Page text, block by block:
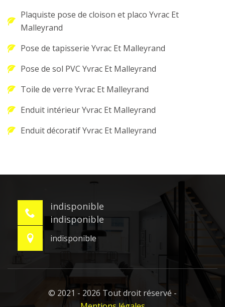
Plaquiste pose de cloison et placo Yvrac Et
Malleyrand
Pose de tapisserie Yvrac Et Malleyrand
Pose de sol PVC Yvrac Et Malleyrand
Toile de verre Yvrac Et Malleyrand
Enduit intérieur Yvrac Et Malleyrand
Enduit décoratif Yvrac Et Malleyrand
indisponible
indisponible
indisponible
© 2021 - 2026 Tout droit réservé -